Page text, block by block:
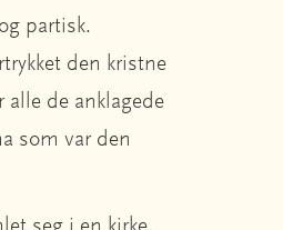
partisk.
den kristne
alle de anklagede
som var den